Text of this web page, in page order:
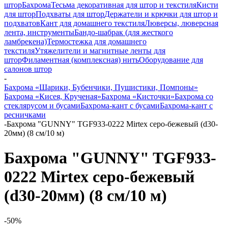
шторБахромаТесьма декоративная для штор и текстиляКисти
для шторПодхваты для шторДержатели и крючки для штор и
подхватовКант для домашнего текстиляЛюверсы, люверсная
лента, инструментыБандо-шабрак (для жесткого
ламбрекена)Термостежка для домашнего
текстиляУтяжелители и магнитные ленты для
шторФиламентная (комплексная) нитьОборудование для
салонов штор
-
Бахрома «Шарики, Бубенчики, Пушистики, Помпоны»
Бахрома «Кисея, Крученая»Бахрома «Кисточки»Бахрома со
стеклярусом и бусамиБахрома-кант с бусамиБахрома-кант с
ресничками
-Бахрома "GUNNY" TGF933-0222 Mirtex серо-бежевый (d30-
20мм) (8 см/10 м)
Бахрома "GUNNY" TGF933-
0222 Mirtex серо-бежевый
(d30-20мм) (8 см/10 м)
-50%